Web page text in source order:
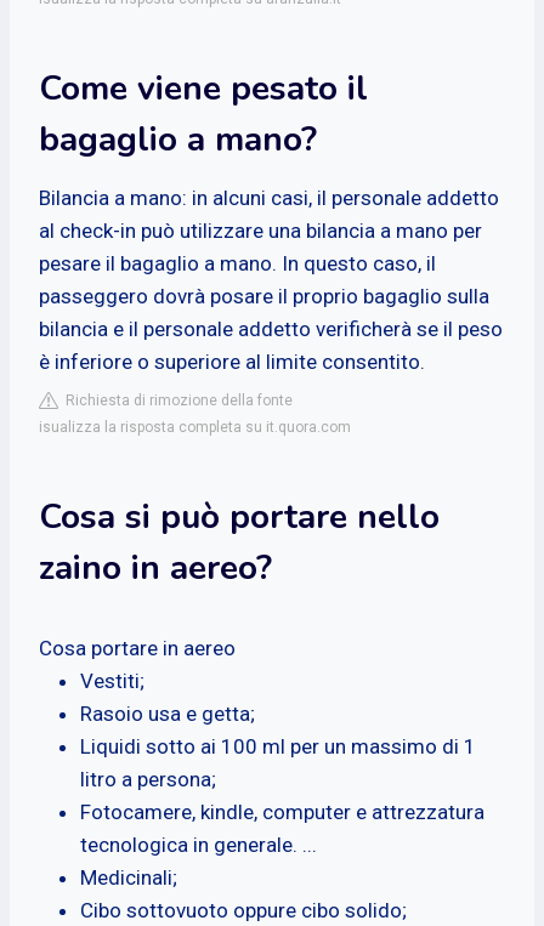
Come viene pesato il
bagaglio a mano?
Bilancia a mano: in alcuni casi, il personale addetto
al check-in può utilizzare una bilancia a mano per
pesare il bagaglio a mano. In questo caso, il
passeggero dovrà posare il proprio bagaglio sulla
bilancia e il personale addetto verificherà se il peso
è inferiore o superiore al limite consentito.
Richiesta di rimozione della fonte
isualizza la risposta completa su it.quora.com
Cosa si può portare nello
zaino in aereo?
Cosa portare in aereo
Vestiti;
Rasoio usa e getta;
Liquidi sotto ai 100 ml per un massimo di 1
litro a persona;
Fotocamere, kindle, computer e attrezzatura
tecnologica in generale. ...
Medicinali;
Cibo sottovuoto oppure cibo solido;